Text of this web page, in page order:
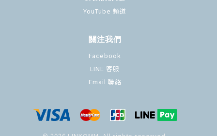
YouTube 頻道
關注我們
Facebook
LINE 客服
Email 聯絡